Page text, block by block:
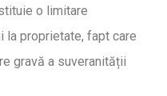
o limitare
la proprietate, fapt care
gravă a suveranității